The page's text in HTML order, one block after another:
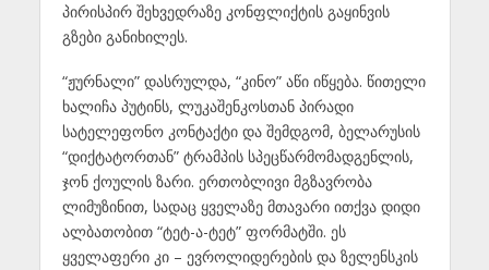
პირისპირ შეხვედრაზე კონფლიქტის გაყინვის
გზები განიხილეს.
“ჟურნალი” დასრულდა, “კინო” აწი იწყება. წითელი
ხალიჩა პუტინს, ლუკაშენკოსთან პირადი
სატელეფონო კონტაქტი და შემდგომ, ბელარუსის
“დიქტატორთან” ტრამპის სპეცწარმომადგენლის,
ჯონ ქოულის ზარი. ერთობლივი მგზავრობა
ლიმუზინით, სადაც ყველაზე მთავარი ითქვა დიდი
ალბათობით “ტეტ-ა-ტეტ” ფორმატში. ეს
ყველაფერი კი – ევროლიდერების და ზელენსკის